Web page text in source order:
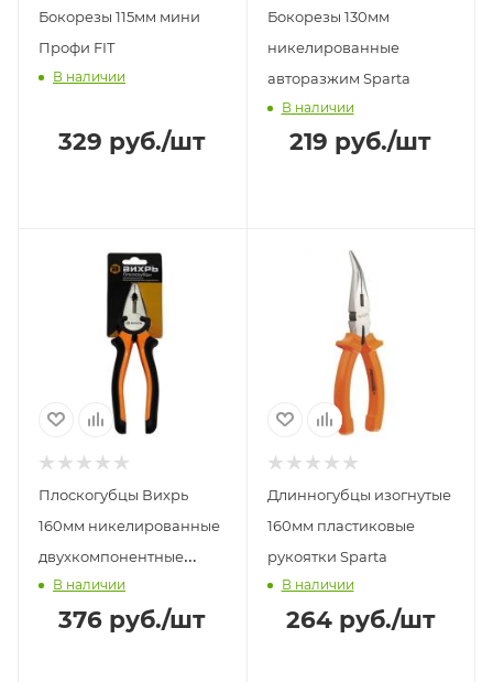
Бокорезы 115мм мини
Профи FIT
В наличии
329 руб./шт
Бокорезы 130мм
никелированные
авторазжим Sparta
В наличии
219 руб./шт
Плоскогубцы Вихрь
160мм никелированные
двухкомпонентные
рукоятки
В наличии
376 руб./шт
Длинногубцы изогнутые
160мм пластиковые
рукоятки Sparta
В наличии
264руб./шт